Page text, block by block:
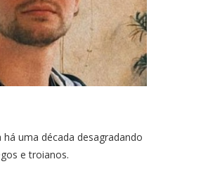
uma década desagradando
e troianos.